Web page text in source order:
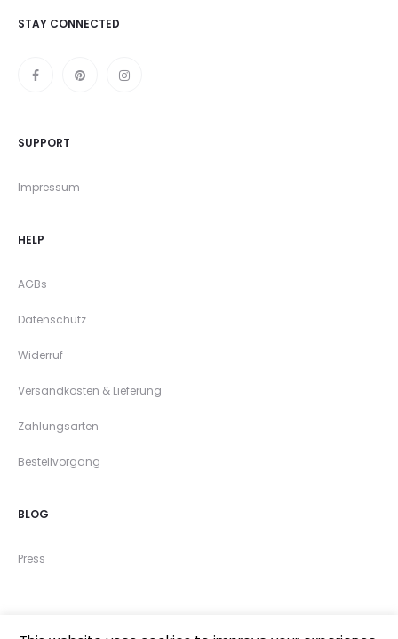
STAY CONNECTED
SUPPORT
Impressum
HELP
AGBs
Datenschutz
Widerruf
Versandkosten & Lieferung
Zahlungsarten
Bestellvorgang
BLOG
Press